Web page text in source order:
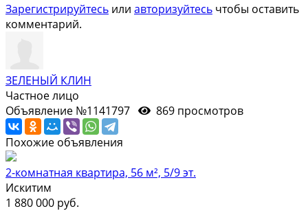
Зарегистрируйтесь или авторизуйтесь чтобы оставить
комментарий.
ЗЕЛЕНЫЙ КЛИН
Частное лицо
Объявление №1141797
869 просмотров
Похожие объявления
2-комнатная квартира, 56 м², 5/9 эт.
Искитим
1 880 000 руб.